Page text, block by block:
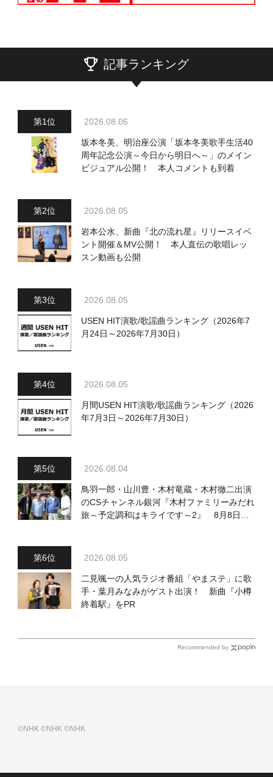
記事ランキング
2026.08.06
坂本冬美、明治座公演「坂本冬美歌手生活40
周年記念公演～今日から明日へ～」のメイン
ビジュアル公開！ 本人コメントも到着
2026.08.05
岩本公水、新曲『北の流れ星』リリースイベ
ント開催＆MV公開！ 本人直伝の歌唱レッ
スン動画も公開
2026.08.05
USEN HIT演歌/歌謡曲ランキング（2026年7
月24日～2026年7月30日）
2026.08.05
月間USEN HIT演歌/歌謡曲ランキング（2026
年7月3日～2026年7月30日）
2026.08.04
鳥羽一郎・山川豊・木村竜蔵・木村徹二出演
のCSチャンネル銀河『木村ファミリーみだれ
旅～予定調和はキライです～2』 8月8日
2026.08.05
二見颯一の人気ラジオ番組「やまステ」に歌
手・葉月みなみがゲスト出演！ 新曲『小樽
終着駅』をPR
Recommended by
©NHK©NHK©NHK